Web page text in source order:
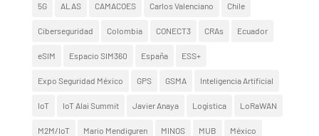
5G ALAS CAMACOES Carlos Valenciano Chile
Ciberseguridad Colombia CONECT3 CRAs Ecuador
eSIM Espacio SIM360 España ESS+
Expo Seguridad México GPS GSMA Inteligencia Artificial
IoT IoT Alai Summit Javier Anaya Logística LoRaWAN
M2M/IoT Mario Mendiguren MINOS MUB México